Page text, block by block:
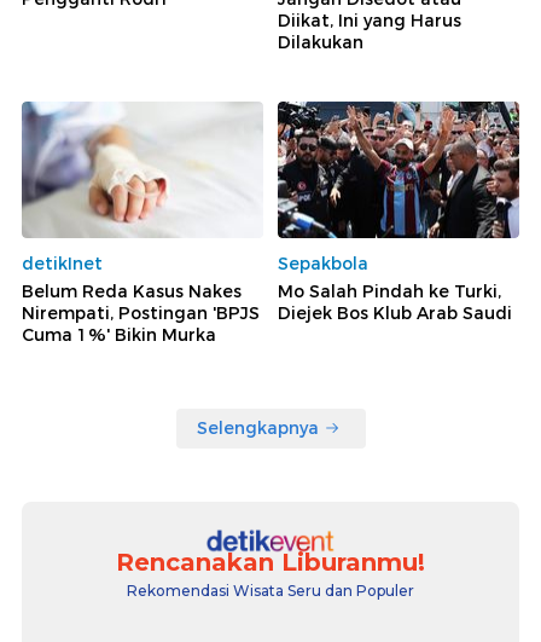
Diikat, Ini yang Harus
Dilakukan
detikInet
Belum Reda Kasus Nakes
Nirempati, Postingan 'BPJS
Cuma 1%' Bikin Murka
Sepakbola
Mo Salah Pindah ke Turki,
Diejek Bos Klub Arab Saudi
Selengkapnya
Rencanakan Liburanmu!
Rekomendasi Wisata Seru dan Populer